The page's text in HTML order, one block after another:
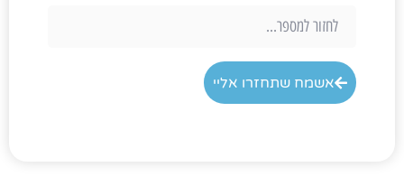
אשמח שתחזרו אליי